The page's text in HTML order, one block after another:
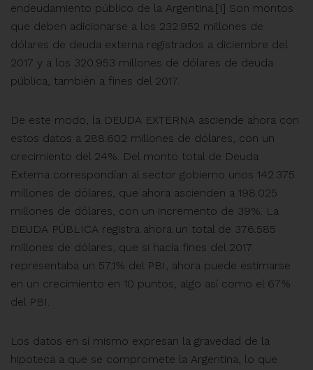
endeudamiento público de la Argentina.[1] Son montos
que deben adicionarse a los 232.952 millones de
dólares de deuda externa registrados a diciembre del
2017 y a los 320.953 millones de dólares de deuda
pública, también a fines del 2017.
De este modo, la DEUDA EXTERNA asciende ahora con
estos datos a 288.602 millones de dólares, con un
crecimiento del 24%. Del monto total de Deuda
Externa correspondían al sector gobierno unos 142.375
millones de dólares, que ahora ascienden a 198.025
millones de dólares, con un incremento de 39%. La
DEUDA PÚBLICA registra ahora un total de 376.585
millones de dólares, que si hacia fines del 2017
representaba un 57,1% del PBI, ahora puede estimarse
en un crecimiento en 10 puntos, algo así como el 67%
del PBI.
Los datos en sí mismo expresan la gravedad de la
hipoteca a que se compromete la Argentina, lo que